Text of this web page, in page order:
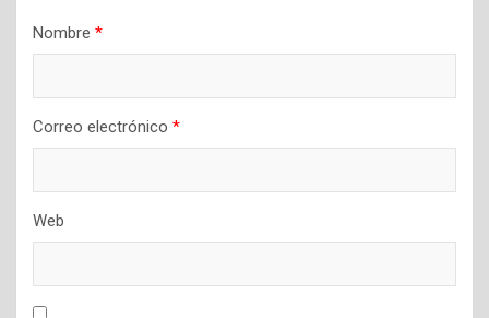
Nombre *
Correo electrónico *
Web